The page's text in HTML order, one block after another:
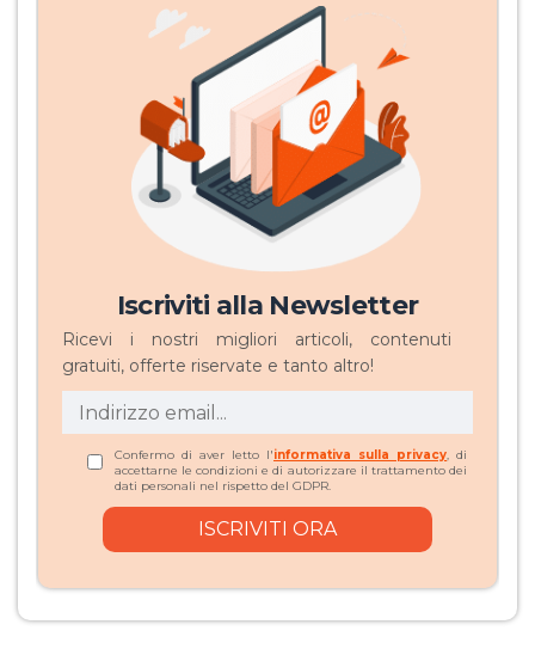
Iscriviti alla Newsletter
Ricevi i nostri migliori articoli, contenuti
gratuiti, offerte riservate e tanto altro!
Confermo di aver letto l'informativa sulla privacy, di
accettarne le condizioni e di autorizzare il trattamento dei
dati personali nel rispetto del GDPR.